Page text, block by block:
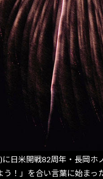
日米開戦82周年・長岡
！」を合い言葉に始ま